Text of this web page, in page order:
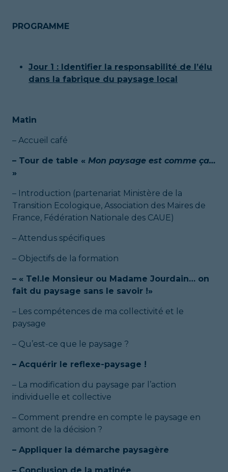
PROGRAMME
Jour 1 : Identifier la responsabilité de l’élu
dans la fabrique du paysage local
Matin
– Accueil café
– Tour de table « Mon paysage est comme ça…
»
– Introduction (partenariat Ministère de la
Transition Ecologique, Association des Maires de
France, Fédération Nationale des CAUE)
– Attendus spécifiques
– Objectifs de la formation
– « Tel.le Monsieur ou Madame Jourdain… on
fait du paysage sans le savoir !»
– Les compétences de ma collectivité et le
paysage
– Qu’est-ce que le paysage ?
– Acquérir le reflexe-paysage !
– La modification du paysage par l’action
individuelle et collective
– Comment prendre en compte le paysage en
amont de la décision ?
– Appliquer la démarche paysagère